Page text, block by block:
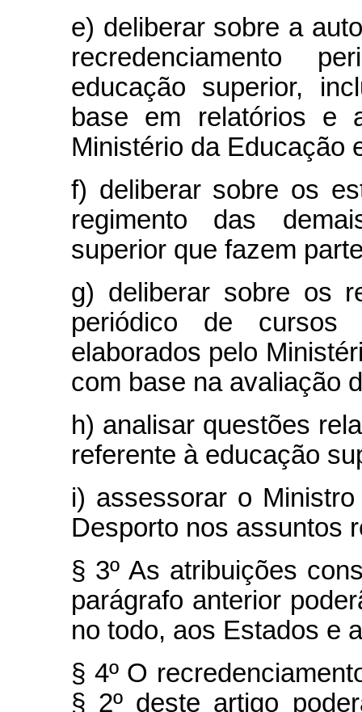
e) deliberar sobre a
recredenciamento
educação superior,
base em relatórios e
Ministério da Educação
f) deliberar sobre os
regimento das
superior que fazem
g) deliberar sobre os
periódico de cursos
elaborados pelo
com base na avaliação
h) analisar questões
referente à educação
i) assessorar o
Desporto nos assuntos
§ 3º As atribuições
parágrafo anterior
no todo, aos Estados e
§ 4º O
§ 2º deste artigo